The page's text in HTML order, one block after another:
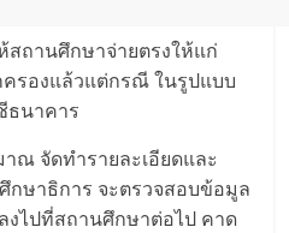
ถานศึกษาจ่ายตรงให้แก่
รองแล้วแต่กรณี ในรูปแบบ
ธนาคาร
ณ จัดทำรายละเอียดและ
กษาธิการ จะตรวจสอบข้อมูล
งไปที่สถานศึกษาต่อไป คาด